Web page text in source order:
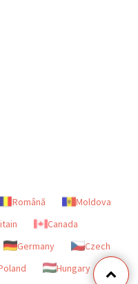
Română
Moldova
Canada
Germany
Czech
Hungary